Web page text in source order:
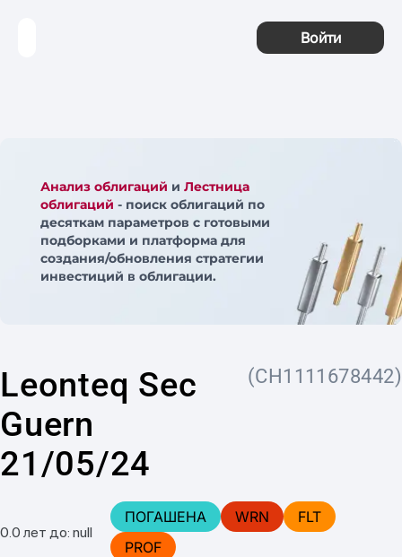
Войти
Анализ облигаций и Лестница
облигаций - поиск облигаций по
десяткам параметров с готовыми
подборками и платформа для
создания/обновления стратегии
инвестиций в облигации.
Leonteq Sec
Guern
21/05/24
(CH1111678442)
0.0 лет до: null
ПОГАШЕНА WRN
FLT
PROF